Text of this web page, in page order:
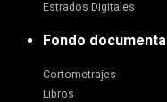
Estrados Digitales
Fondo documental
Cortometrajes
Libros